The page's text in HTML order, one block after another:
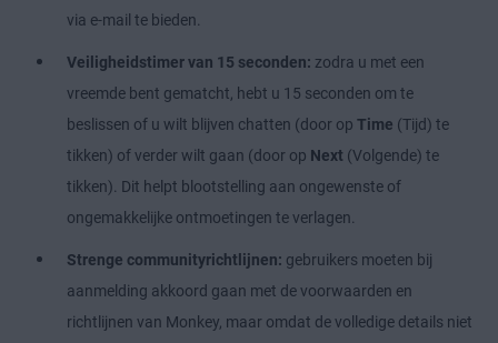
via e-mail te bieden.
Veiligheidstimer van 15 seconden: zodra u met een
vreemde bent gematcht, hebt u 15 seconden om te
beslissen of u wilt blijven chatten (door op Time (Tijd) te
tikken) of verder wilt gaan (door op Next (Volgende) te
tikken). Dit helpt blootstelling aan ongewenste of
ongemakkelijke ontmoetingen te verlagen.
Strenge communityrichtlijnen: gebruikers moeten bij
aanmelding akkoord gaan met de voorwaarden en
richtlijnen van Monkey, maar omdat de volledige details niet